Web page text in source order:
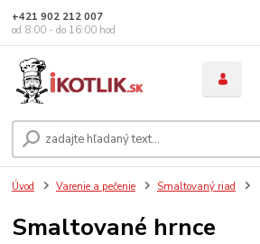
+421 902 212 007
od 8:00 - do 16:00 hod
Úvod Varenie a pečenie Smaltovaný riad
Smaltované hrnce